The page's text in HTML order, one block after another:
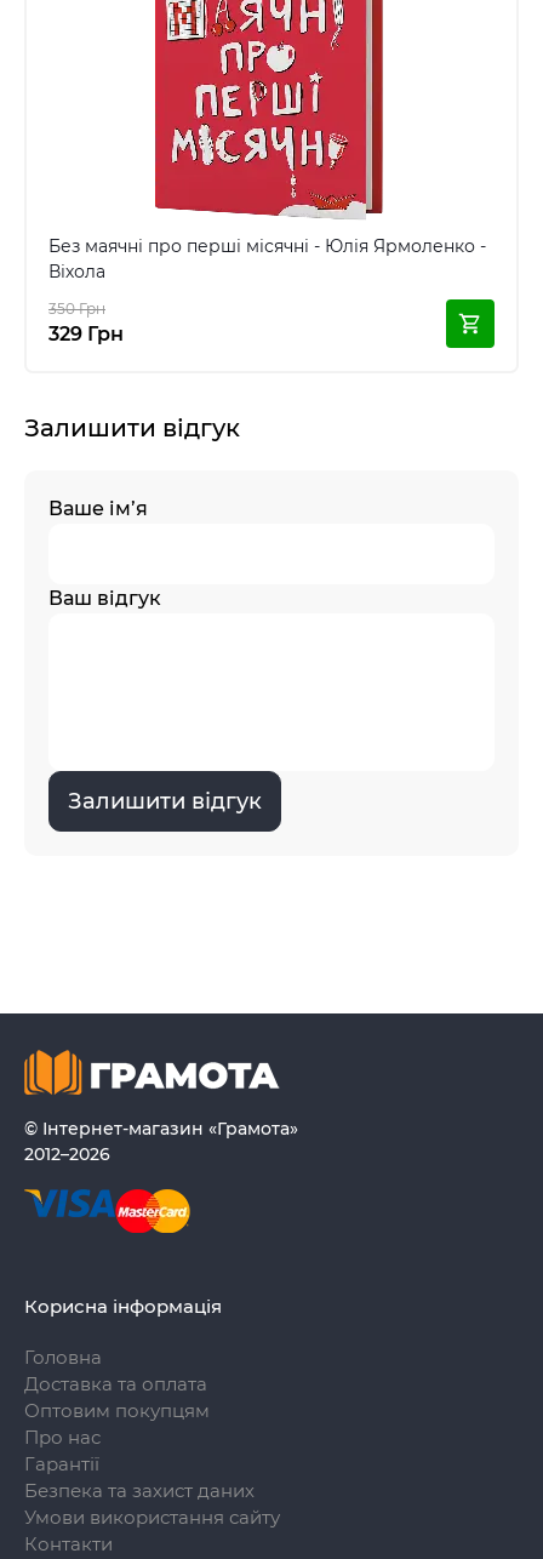
Без маячні про перші місячні - Юлія Ярмоленко -
Віхола
350 Грн
329 Грн
Залишити відгук
Ваше ім’я
Ваш відгук
Залишити відгук
© Інтернет-магазин «Грамота»
2012–2026
Корисна інформація
Головна
Доставка та оплата
Оптовим покупцям
Про нас
Гарантії
Безпека та захист даних
Умови використання сайту
Контакти